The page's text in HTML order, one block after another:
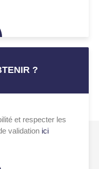
?
et respecter les
validation ici